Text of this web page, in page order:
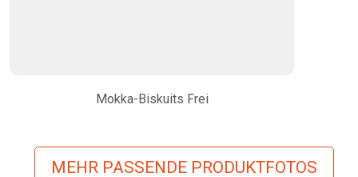
Mokka-Biskuits Frei
MEHR PASSENDE PRODUKTFOTOS